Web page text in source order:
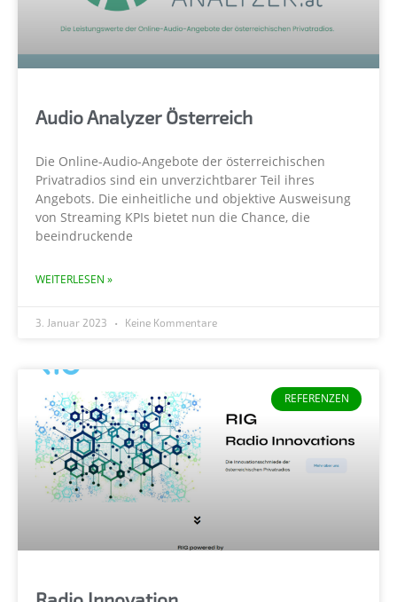
Audio Analyzer Österreich
Die Online-Audio-Angebote der österreichischen
Privatradios sind ein unverzichtbarer Teil ihres
Angebots. Die einheitliche und objektive Ausweisung
von Streaming KPIs bietet nun die Chance, die
beeindruckende
WEITERLESEN »
3. Januar 2023 Keine Kommentare
REFERENZEN